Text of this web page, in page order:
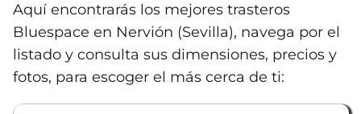
Aquí encontrarás los mejores trasteros
Bluespace en Nervión (Sevilla), navega por el
listado y consulta sus dimensiones, precios y
fotos, para escoger el más cerca de ti: